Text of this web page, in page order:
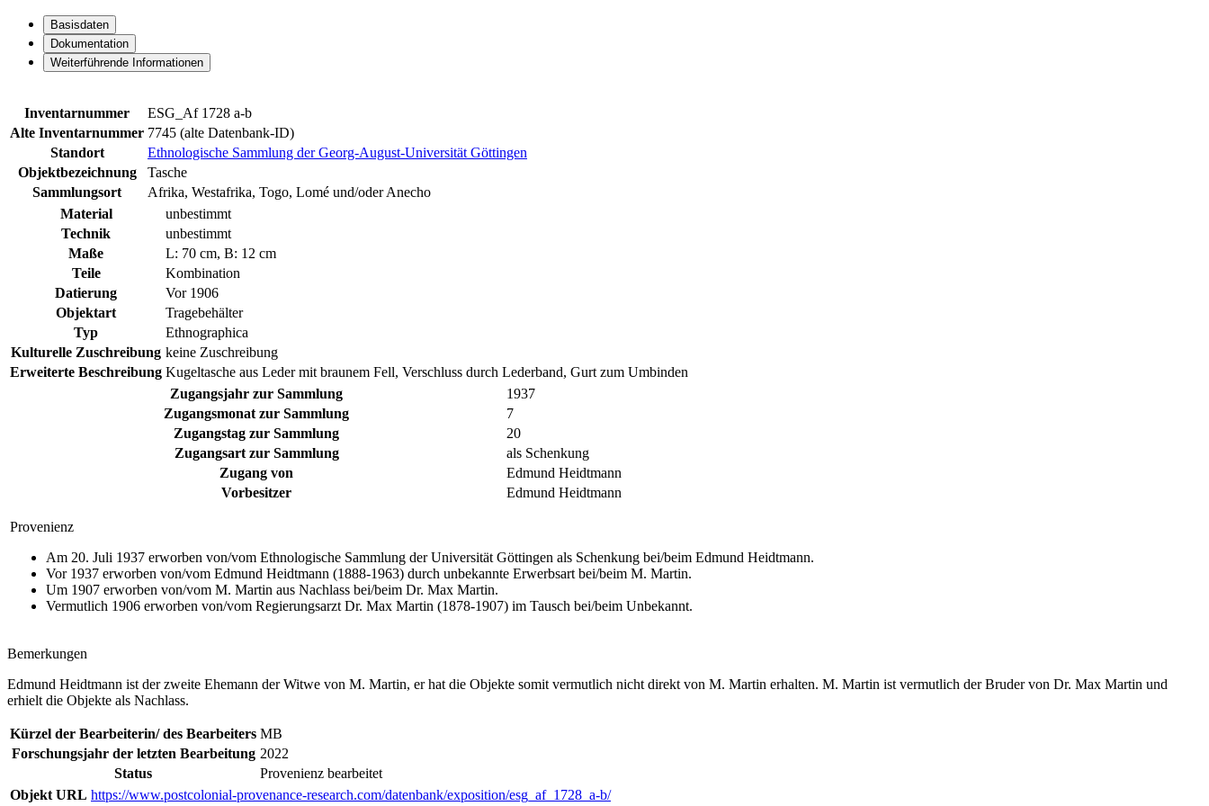
Basisdaten
Dokumentation
Weiterführende Informationen
Inventarnummer
ESG_Af 1728 a-b
Alte Inventarnummer 7745 (alte Datenbank-ID)
Standort
Ethnologische Sammlung der Georg-August-Universität Göttingen
Objektbezeichnung
Tasche
Sammlungsort
Afrika, Westafrika, Togo, Lomé und/oder Anecho
Material
unbestimmt
Technik
unbestimmt
Maße
L: 70 cm, B: 12 cm
Teile
Kombination
Datierung
Vor 1906
Objektart
Tragebehälter
Typ
Ethnographica
Kulturelle Zuschreibung keine Zuschreibung
Erweiterte Beschreibung Kugeltasche aus Leder mit braunem Fell, Verschluss durch Lederband, Gurt zum Umbinden
Zugangsjahr zur Sammlung
1937
Zugangsmonat zur Sammlung
7
Zugangstag zur Sammlung
20
Zugangsart zur Sammlung
als Schenkung
Zugang von
Edmund Heidtmann
Vorbesitzer
Edmund Heidtmann
Provenienz
Am 20. Juli 1937 erworben von/vom Ethnologische Sammlung der Universität Göttingen als Schenkung bei/beim Edmund Heidtmann.
Vor 1937 erworben von/vom Edmund Heidtmann (1888-1963) durch unbekannte Erwerbsart bei/beim M. Martin.
Um 1907 erworben von/vom M. Martin aus Nachlass bei/beim Dr. Max Martin.
Vermutlich 1906 erworben von/vom Regierungsarzt Dr. Max Martin (1878-1907) im Tausch bei/beim Unbekannt.
Bemerkungen
Edmund Heidtmann ist der zweite Ehemann der Witwe von M. Martin, er hat die Objekte somit vermutlich nicht direkt von M. Martin erhalten. M. Martin ist vermutlich der Bruder von Dr. Max Martin und
erhielt die Objekte als Nachlass.
Kürzel der Bearbeiterin/ des Bearbeiters MB
Forschungsjahr der letzten Bearbeitung 2022
Status
Provenienz bearbeitet
Objekt URL https://www.postcolonial-provenance-research.com/datenbank/exposition/esg_af_1728_a-b/